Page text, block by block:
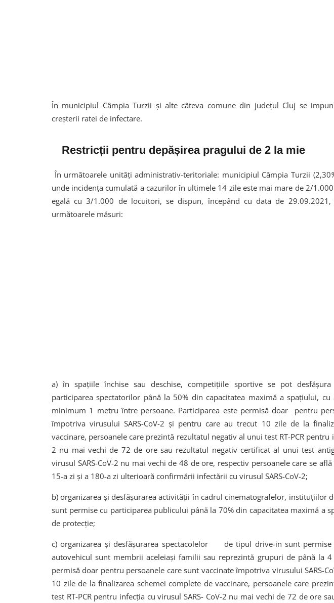
În municipiul Câmpia Turzii și alte câteva comune din județul Cluj se
creșterii ratei de infectare.
Restricții pentru depășirea pragului de 2 la mie
În următoarele unități administrativ-teritoriale: municipiul Câmpia Turzii
unde incidența cumulată a cazurilor în ultimele 14 zile este mai mare de 2/
egală cu 3/1.000 de locuitori, se dispun, începând cu data de
următoarele măsuri:
a) în spațiile închise sau deschise, competițiile sportive se pot
participarea spectatorilor până la 50% din capacitatea maximă a spațiului,
minimum 1 metru între persoane. Participarea este permisă doar pentru
împotriva virusului SARS-CoV-2 și pentru care au trecut 10 zile de la
vaccinare, persoanele care prezintă rezultatul negativ al unui test RT-PCR pentru
2 nu mai vechi de 72 de ore sau rezultatul negativ certificat al unui test
virusul SARS-CoV-2 nu mai vechi de 48 de ore, respectiv persoanele care se
15-a zi și a 180-a zi ulterioară confirmării infectării cu virusul SARS-CoV-2;
b) organizarea și desfășurarea activității în cadrul cinematografelor, instituțiilor
sunt permise cu participarea publicului până la 70% din capacitatea maximă a
de protecție;
c) organizarea și desfășurarea spectacolelor de tipul drive-in sunt permise
autovehicul sunt membrii aceleiași familii sau reprezintă grupuri de până la 4
permisă doar pentru persoanele care sunt vaccinate împotriva virusului SARS-
10 zile de la finalizarea schemei complete de vaccinare, persoanele care
test RT-PCR pentru infecția cu virusul SARS- CoV-2 nu mai vechi de 72 de ore